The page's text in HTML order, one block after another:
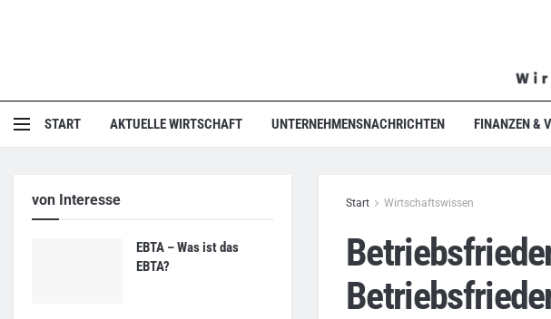
START AKTUELLE WIRTSCHAFT UNTERNEHMENSNACHRICHTEN FINANZEN &
Start Wirtschaftswissen
von Interesse
EBTA – Was ist das
EBTA?